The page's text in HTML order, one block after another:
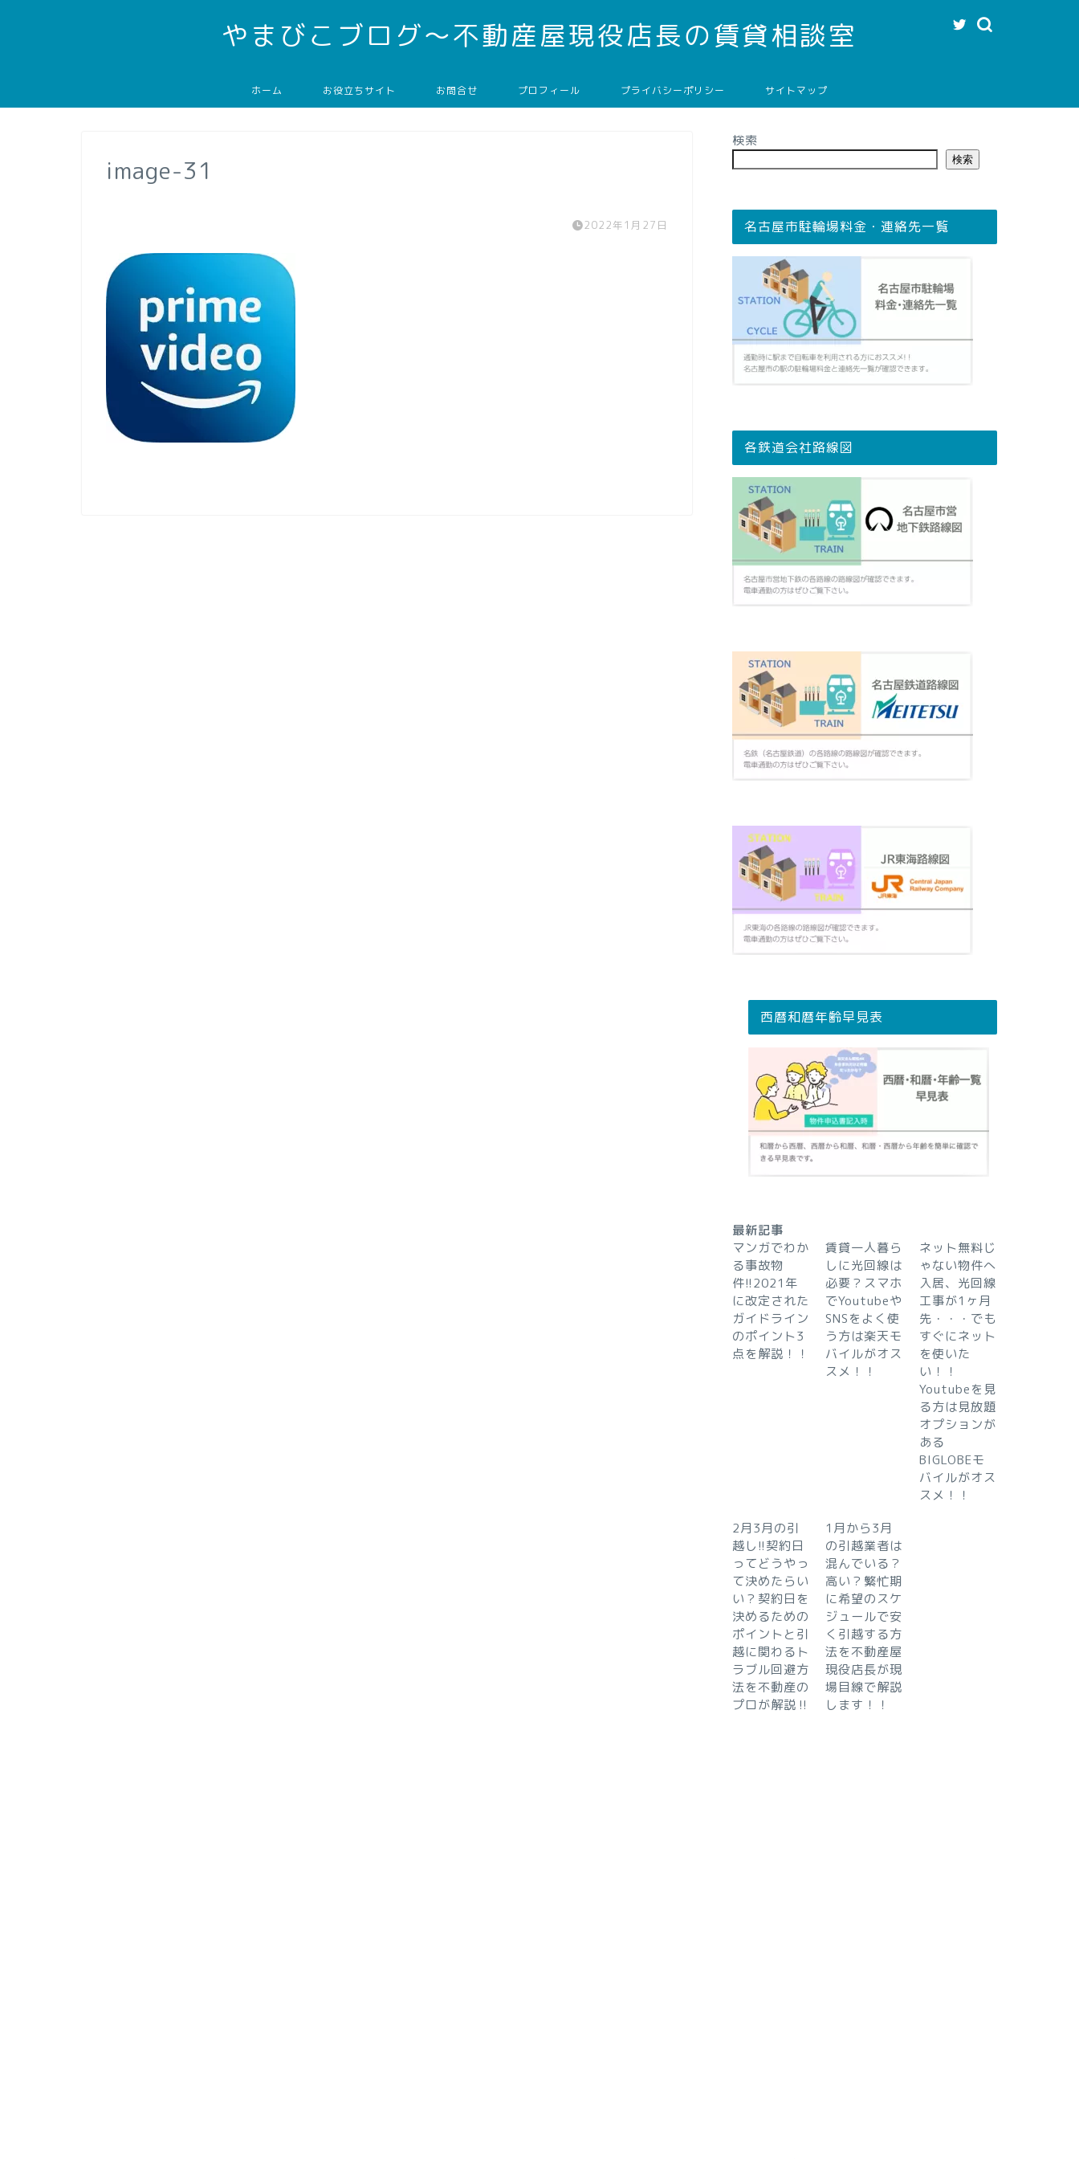
やまびこブログ～不動産屋現役店長の賃貸相談室
ホーム お役立ちサイト お問合せ プロフィール プライバシーポリシー サイトマップ
image-31
2022年1月27日
検索
検索
名古屋市駐輪場料金・連絡先一覧
各鉄道会社路線図
西暦和暦年齢早見表
最新記事
マンガでわか
る事故物
件!!2021年
に改定された
ガイドライン
のポイント3
点を解説！！
賃貸一人暮ら
しに光回線は
必要？スマホ
でYoutubeや
SNSをよく使
う方は楽天モ
バイルがオス
スメ！！
ネット無料じ
ゃない物件へ
入居、光回線
工事が1ヶ月
先・・・でも
すぐにネット
を使いた
い！！
Youtubeを見
る方は見放題
オプションが
ある
BIGLOBEモ
バイルがオス
スメ！！
2月3月の引
越し!!契約日
ってどうやっ
て決めたらい
い？契約日を
決めるための
ポイントと引
越に関わるト
ラブル回避方
法を不動産の
プロが解説‼︎
1月から3月
の引越業者は
混んでいる？
高い？繁忙期
に希望のスケ
ジュールで安
く引越する方
法を不動産屋
現役店長が現
場目線で解説
します！！